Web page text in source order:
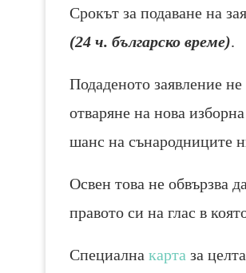
Срокът за подаване на
(24 ч. българско време).
Подаденото заявление
отваряне на нова
шанс на сънародниците
Освен това не обвързва
правото си на глас в
Специална карта за